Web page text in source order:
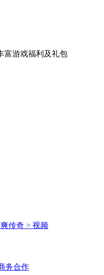
富游戏福利 及礼包
传奇 > 视频
务合作